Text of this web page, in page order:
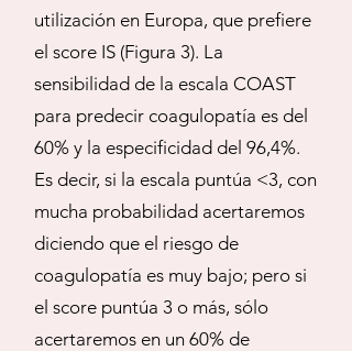
utilización en Europa, que prefiere
el score IS (Figura 3). La
sensibilidad de la escala COAST
para predecir coagulopatía es del
60% y la especificidad del 96,4%.
Es decir, si la escala puntúa <3, con
mucha probabilidad acertaremos
diciendo que el riesgo de
coagulopatía es muy bajo; pero si
el score puntúa 3 o más, sólo
acertaremos en un 60% de